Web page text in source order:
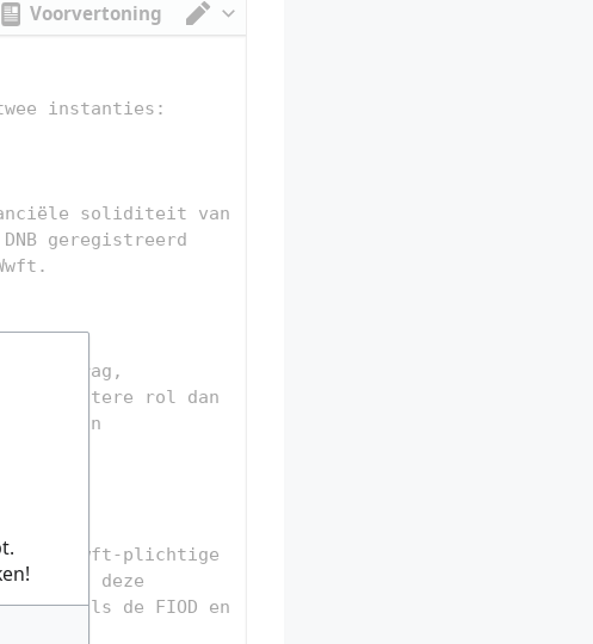
Voorvertoning
Van tekstverwerker omschakelen